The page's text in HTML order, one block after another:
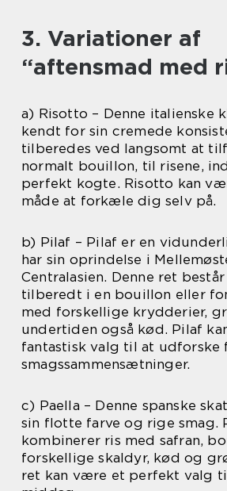
3. Variationer af
“aftensmad med
a) Risotto – Denne italienske
kendt for sin cremede
tilberedes ved langsomt at
normalt bouillon, til risene,
perfekt kogte. Risotto kan
måde at forkæle dig selv på.
b) Pilaf – Pilaf er en
har sin oprindelse i
Centralasien. Denne ret
tilberedt i en bouillon eller
med forskellige krydderier,
undertiden også kød. Pilaf
fantastisk valg til at udforske
smagssammensætninger.
c) Paella – Denne spanske
sin flotte farve og rige smag.
kombinerer ris med safran,
forskellige skaldyr, kød og
ret kan være et perfekt valg